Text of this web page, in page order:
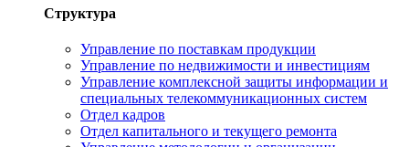
Структура
Управление по поставкам продукции
Управление по недвижимости и инвестициям
Управление комплексной защиты информации и
специальных телекоммуникационных систем
Отдел кадров
Отдел капитального и текущего ремонта